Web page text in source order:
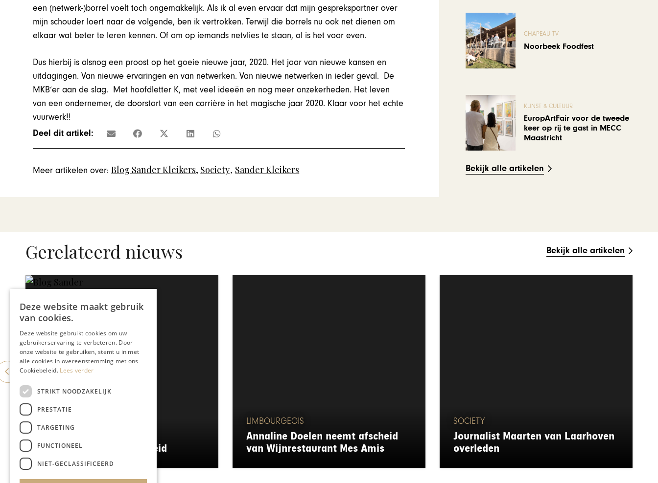
een (netwerk-)borrel voelt toch ongemakkelijk. Als ik al even ervaar dat mijn gesprekspartner over
mijn schouder loert naar de volgende, ben ik vertrokken. Terwijl die borrels nu ook net dienen om
elkaar wat beter te leren kennen. Of om op iemands netvlies te staan, al is het voor even.
Dus hierbij is alsnog een proost op het goeie nieuwe jaar, 2020. Het jaar van nieuwe kansen en
uitdagingen. Van nieuwe ervaringen en van netwerken. Van nieuwe netwerken in ieder geval. De
MKB’er aan de slag. Met hoofdletter K, met veel ideeën en nog meer onzekerheden. Het leven
van een ondernemer, de doorstart van een carrière in het magische jaar 2020. Klaar voor het echte
vuurwerk!!
Deel dit artikel:
Meer artikelen over: Blog Sander Kleikers, Society, Sander Kleikers
CHAPEAU TV
Noorbeek Foodfest
KUNST & CULTUUR
EuropArtFair voor de tweede
keer op rij te gast in MECC
Maastricht
Bekijk alle artikelen
Gerelateerd nieuws Bekijk alle artikelen
De luidruchtige minderheid
LIMBOURGEOIS
Annaline Doelen neemt afscheid
van Wijnrestaurant Mes Amis
SOCIETY
Journalist Maarten van Laarhoven
overleden
Deze website maakt gebruik
van cookies.
Deze website gebruikt cookies om uw
gebruikerservaring te verbeteren. Door
onze website te gebruiken, stemt u in met
alle cookies in overeenstemming met ons
Cookiebeleid. Lees verder
STRIKT NOODZAKELIJK
PRESTATIE
TARGETING
FUNCTIONEEL
NIET-GECLASSIFICEERD